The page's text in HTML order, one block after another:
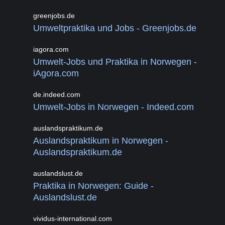
greenjobs.de
Umweltpraktika und Jobs - Greenjobs.de
iagora.com
Umwelt-Jobs und Praktika in Norwegen -
iAgora.com
de.indeed.com
Umwelt-Jobs in Norwegen - Indeed.com
auslandspraktikum.de
Auslandspraktikum in Norwegen -
Auslandspraktikum.de
auslandslust.de
Praktika in Norwegen: Guide -
Auslandslust.de
vividus-international.com